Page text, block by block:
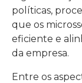
políticas,
que os
eficiente e
da empresa.
Entre os